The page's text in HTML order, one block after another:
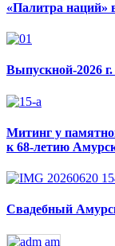
«Палитра наций»
Выпускной-2026
Митинг у
к 68-летию
Свадебный